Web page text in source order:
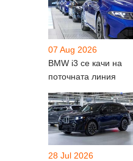
07 Aug 2026
BMW i3 се качи на
поточната линия
28 Jul 2026